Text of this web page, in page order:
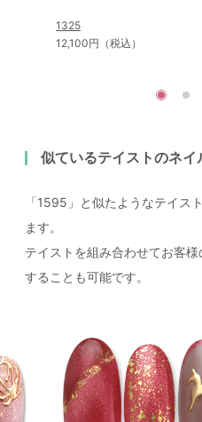
1325
12,100円（税込）
似ているテイストのネ
「1595」と似たようなテイス
ます。
テイストを組み合わせてお客
することも可能です。